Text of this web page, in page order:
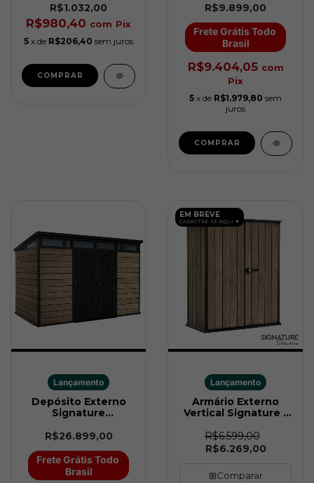
R$1.032,00
R$980,40 com Pix
5 x de R$206,40 sem juros
Keter
R$9.899,00
Frete Grátis Todo
Brasil
R$9.404,05 com
Pix
5 x de R$1.979,80 sem
juros
Lançamento
Depósito Externo
Signature
2,18 m Madeira Keter
R$26.899,00
Frete Grátis Todo
Brasil
EM BREVE
CADASTRE-SE AQUI ▼
Lançamento
Armário Externo
Vertical Signature -
Madeira) Keter
R$6.599,00
R$6.269,00
⊞Comparar